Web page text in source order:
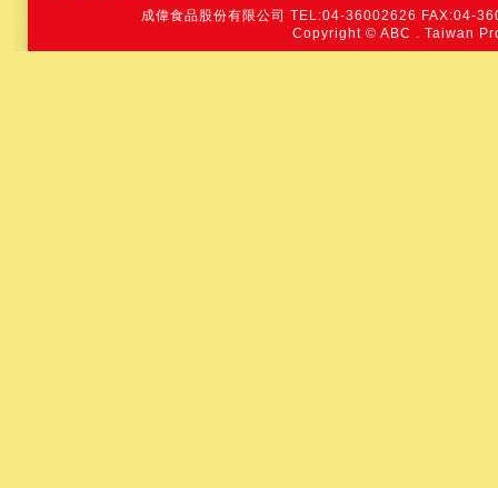
成偉食品股份有限公司 TEL:04-36002626 FAX:04-
Copyright © ABC . Taiwan